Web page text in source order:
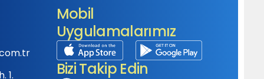
1.
Mobil
Uygulamalarımız
Bizi Takip Edin